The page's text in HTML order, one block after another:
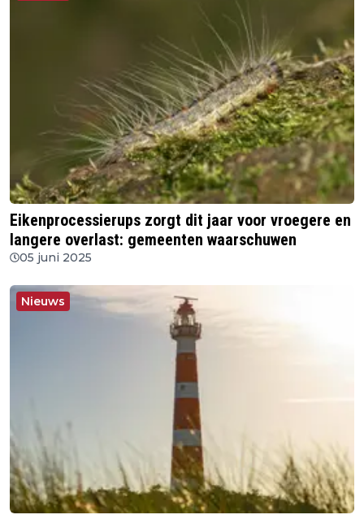
Eikenprocessierups zorgt dit jaar voor vroegere en
langere overlast: gemeenten waarschuwen
05 juni 2025
Nieuws